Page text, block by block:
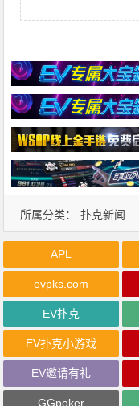
所属分类： 扑克新闻
APL
evpks.com
EV扑克
EV扑克小游戏
EV邀请有礼
GGpoker